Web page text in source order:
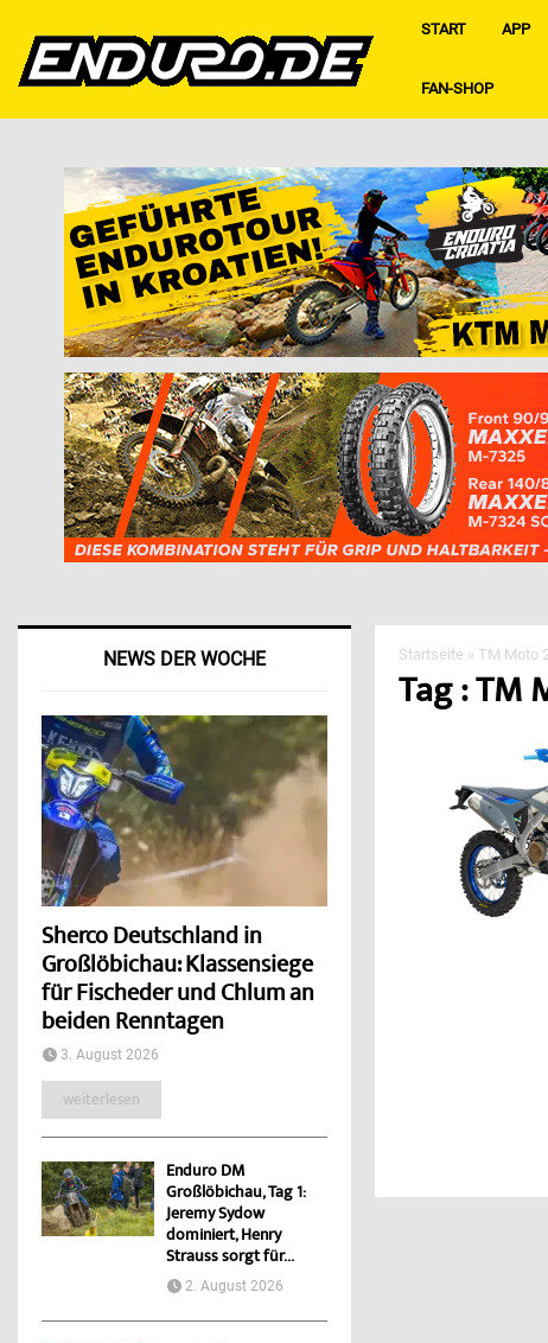
START APP
FAN-SHOP
Startseite »TM Moto
Tag : TM
NEWS DER WOCHE
Sherco Deutschland in
Großlöbichau: Klassensiege
für Fischeder und Chlum an
beiden Renntagen
3. August 2026
weiterlesen
Enduro DM
Großlöbichau, Tag 1:
Jeremy Sydow
dominiert, Henry
Strauss sorgt für...
2. August 2026